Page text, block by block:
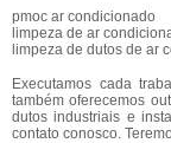
pmoc ar condicionado
limpeza de ar
limpeza de dutos de ar
Executamos cada
também oferecemos
dutos industriais e
contato conosco.